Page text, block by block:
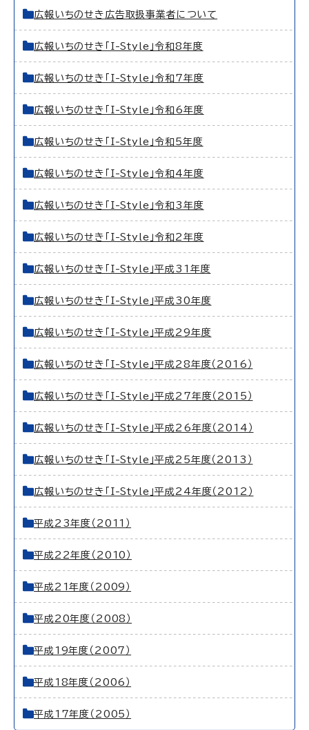
広報いちのせき広告取扱事業者について
広報いちのせき「I-Style」令和8年度
広報いちのせき「I-Style」令和7年度
広報いちのせき「I-Style」令和6年度
広報いちのせき「I-Style」令和5年度
広報いちのせき「I-Style」令和4年度
広報いちのせき「I-Style」令和3年度
広報いちのせき「I-Style」令和2年度
広報いちのせき「I-Style」平成31年度
広報いちのせき「I-Style」平成30年度
広報いちのせき「I-Style」平成29年度
広報いちのせき「I-Style」平成28年度（2016）
広報いちのせき「I-Style」平成27年度（2015）
広報いちのせき「I-Style」平成26年度（2014）
広報いちのせき「I-Style」平成25年度（2013）
広報いちのせき「I-Style」平成24年度（2012）
平成23年度（2011）
平成22年度（2010）
平成21年度（2009）
平成20年度（2008）
平成19年度（2007）
平成18年度（2006）
平成17年度（2005）